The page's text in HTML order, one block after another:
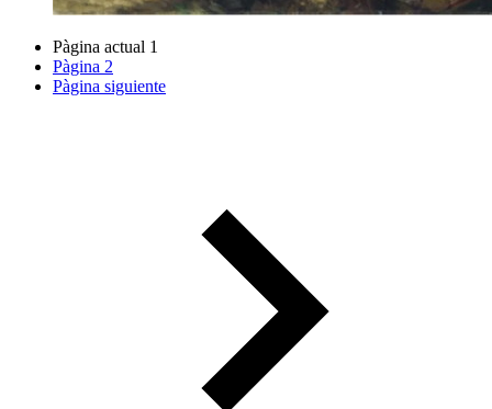
Pàgina actual 1
Pàgina 2
Pàgina siguiente